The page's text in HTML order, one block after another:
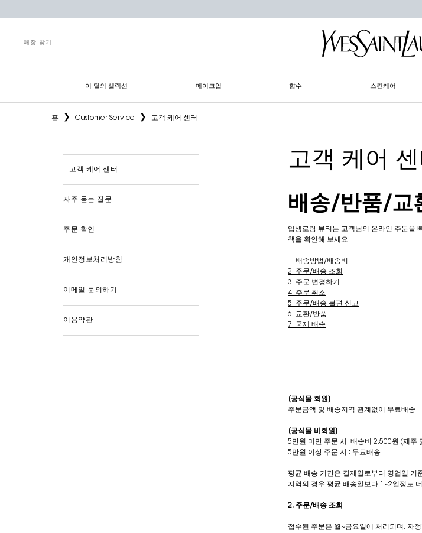
매장 찾기
이 달의 셀렉션 메이크업 향수 스킨케어
홈
Customer Service 고객 케어 센터
고객 케어 센터
자주 묻는 질문
주문 확인
개인정보처리방침
이메일 문의하기
이용약관
고객 케어 센
배송/반품/교
입생로랑 뷰티는 고객님의 온라인 주문을
책을 확인해 보세요.
1. 배송방법/배송비
2. 주문/배송 조회
3. 주문 변경하기
4. 주문 취소
5. 주문/배송 불편 신고
6. 교환/반품
7. 국제 배송
[공식몰 회원]
주문금액 및 배송지역 관계없이 무료배송
[공식몰 비회원]
5만원 미만 주문 시: 배송비 2,500원 (제주
5만원 이상 주문 시 : 무료배송
평균 배송 기간은 결제일로부터 영업일 기
지역의 경우 평균 배송일보다 1~2일정도
2. 주문/배송 조회
접수된 주문은 월~금요일에 처리되며, 자